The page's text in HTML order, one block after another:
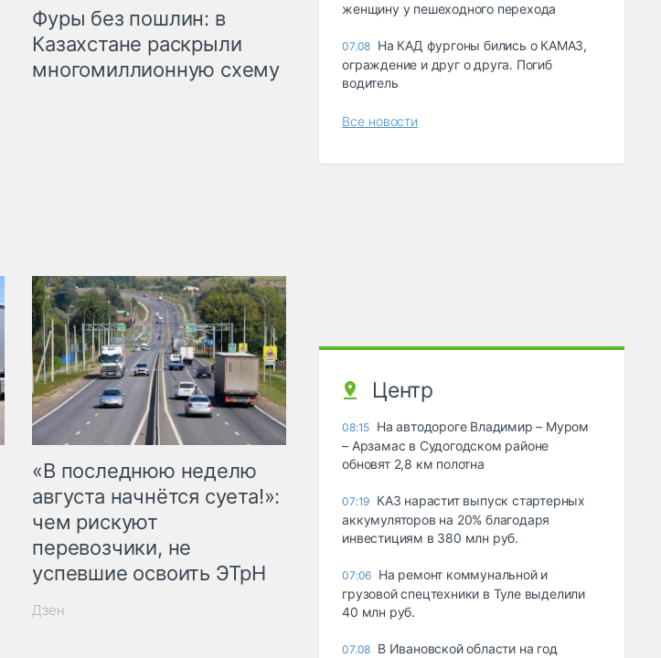
Фуры без пошлин: в
Казахстане раскрыли
многомиллионную схему
«В последнюю неделю
августа начнётся суета!»:
чем рискуют
перевозчики, не
успевшие освоить ЭТрН
Дзен
женщину у пешеходного перехода
07.08 На КАД фургоны бились о КАМАЗ,
ограждение и друг о друга. Погиб
водитель
Все новости
Центр
08:15 На автодороге Владимир – Муром
– Арзамас в Судогодском районе
обновят 2,8 км полотна
07:19 КАЗ нарастит выпуск стартерных
аккумуляторов на 20% благодаря
инвестициям в 380 млн руб.
07:06 На ремонт коммунальной и
грузовой спецтехники в Туле выделили
40 млн руб.
07.08 В Ивановской области на год